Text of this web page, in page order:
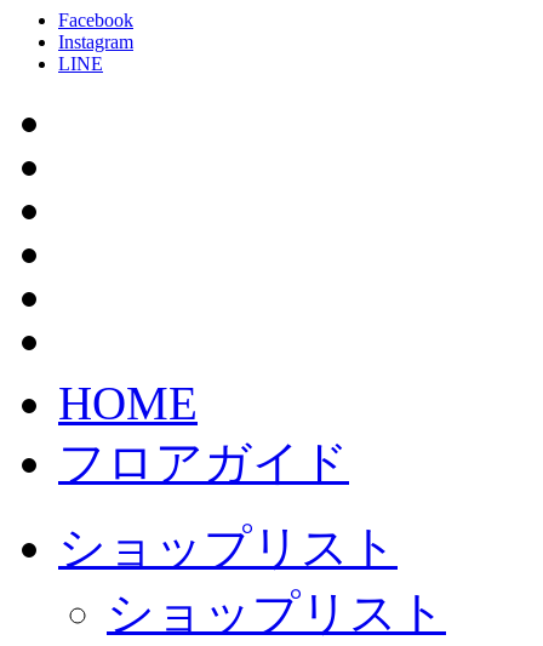
Facebook
Instagram
LINE
HOME
フロアガイド
ショップリスト
ショップリスト